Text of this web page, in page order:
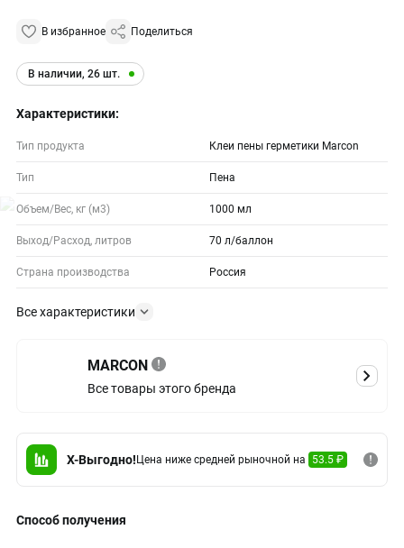
В избранное Поделиться
В наличии, 26 шт.
Характеристики:
Тип продукта Клеи пены герметики Marcon
Тип Пена
Объем/Вес, кг (м3) 1000 мл
Выход/Расход, литров 70 л/баллон
Страна производства Россия
Все характеристики
MARCON
Все товары этого бренда
X-Выгодно! Цена ниже средней рыночной на 53.5 ₽
Способ получения